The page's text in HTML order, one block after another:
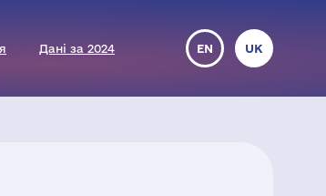
Дані за 2024 EN UK